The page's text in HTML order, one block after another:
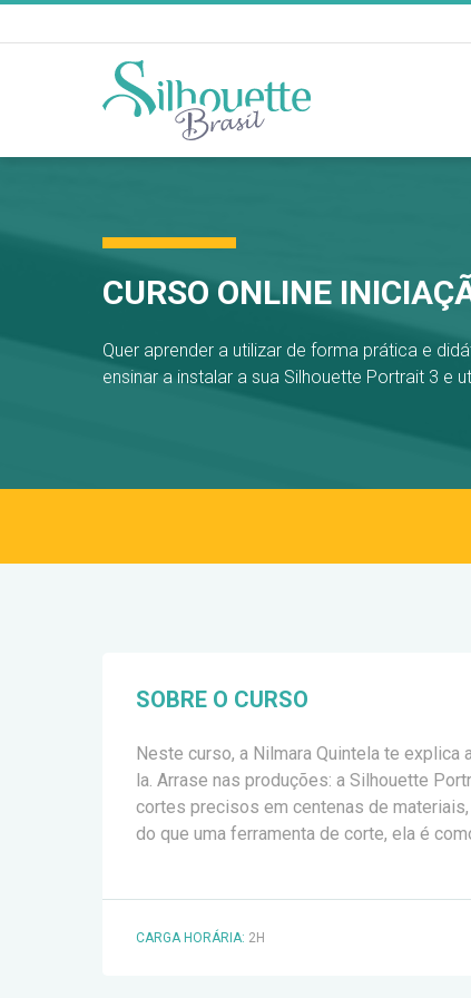
CURSO ONLINE
Quer aprender a utilizar de forma prática e
ensinar a instalar a sua Silhouette Portrait 3 e
SOBRE O CURSO
Neste curso, a Nilmara Quintela te
la. Arrase nas produções: a Silhouette
cortes precisos em centenas de
do que uma ferramenta de corte, ela é
CARGA HORÁRIA: 2H